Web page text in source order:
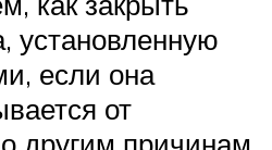
установленную
если она
от